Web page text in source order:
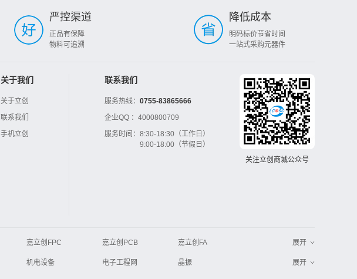
严控渠道
正品有保障
物料可追溯
降低成本
明码标价节省时间
一站式采购元器件
关于我们
关于立创
联系我们
手机立创
联系我们
服务热线： 0755-83865666
企业QQ ： 4000800709
服务时间： 8:30-18:30（工作日）
9:00-18:00（节假日）
关注立创商城公众号
嘉立创FPC 嘉立创PCB
嘉立创FA
展开
机电设备 电子工程网
晶振
展开